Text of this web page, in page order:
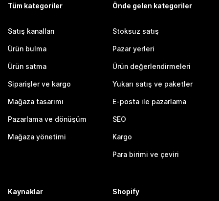
Tüm kategoriler
Satış kanalları
Ürün bulma
Ürün satma
Siparişler ve kargo
Mağaza tasarımı
Pazarlama ve dönüşüm
Mağaza yönetimi
Önde gelen kategoriler
Stoksuz satış
Pazar yerleri
Ürün değerlendirmeleri
Yukarı satış ve paketler
E-posta ile pazarlama
SEO
Kargo
Para birimi ve çeviri
Kaynaklar Shopify